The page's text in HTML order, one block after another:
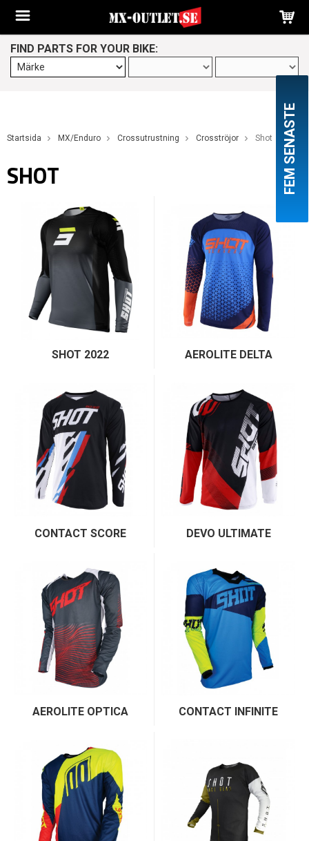
FIND PARTS FOR YOUR BIKE:
Startsida MX/Enduro Crossutrustning Crosströjor Shot
SHOT
SHOT 2022 AEROLITE DELTA
CONTACT SCORE DEVO ULTIMATE
AEROLITE OPTICA CONTACT INFINITE
FEM SENASTE